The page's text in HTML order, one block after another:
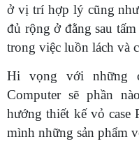
ở vị trí hợp lý cũng
đủ rộng ở đằng sau
trong việc luồn lách và
Hi vọng với những
Computer sẽ phần
hướng thiết kế vỏ case
mình những sản phẩm